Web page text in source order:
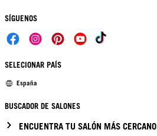
SÍGUENOS
SELECIONAR PAÍS
España
BUSCADOR DE SALONES
ENCUENTRA TU SALÓN MÁS CERCANO